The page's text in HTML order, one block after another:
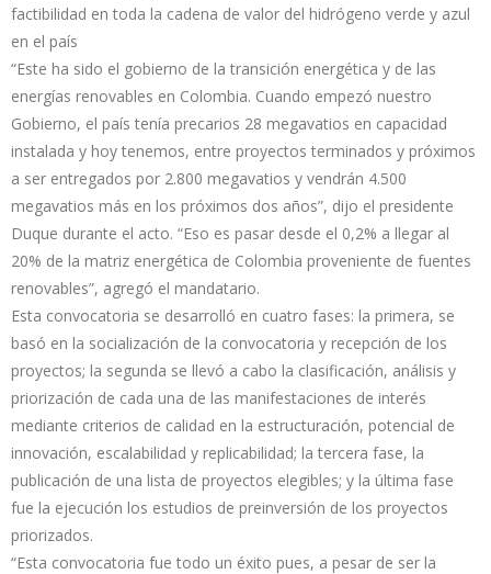
factibilidad en toda la cadena de valor del hidrógeno verde y azul
en el país
“Este ha sido el gobierno de la transición energética y de las
energías renovables en Colombia. Cuando empezó nuestro
Gobierno, el país tenía precarios 28 megavatios en capacidad
instalada y hoy tenemos, entre proyectos terminados y próximos
a ser entregados por 2.800 megavatios y vendrán 4.500
megavatios más en los próximos dos años”, dijo el presidente
Duque durante el acto. “Eso es pasar desde el 0,2% a llegar al
20% de la matriz energética de Colombia proveniente de fuentes
renovables”, agregó el mandatario.
Esta convocatoria se desarrolló en cuatro fases: la primera, se
basó en la socialización de la convocatoria y recepción de los
proyectos; la segunda se llevó a cabo la clasificación, análisis y
priorización de cada una de las manifestaciones de interés
mediante criterios de calidad en la estructuración, potencial de
innovación, escalabilidad y replicabilidad; la tercera fase, la
publicación de una lista de proyectos elegibles; y la última fase
fue la ejecución los estudios de preinversión de los proyectos
priorizados.
“Esta convocatoria fue todo un éxito pues, a pesar de ser la